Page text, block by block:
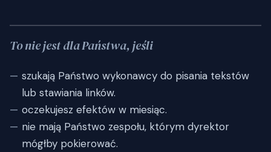
To nie jest dla Państwa, jeśli
szukają Państwo wykonawcy do pisania tekstów
lub stawiania linków.
oczekujesz efektów w miesiąc.
nie mają Państwo zespołu, którym dyrektor
mógłby pokierować.